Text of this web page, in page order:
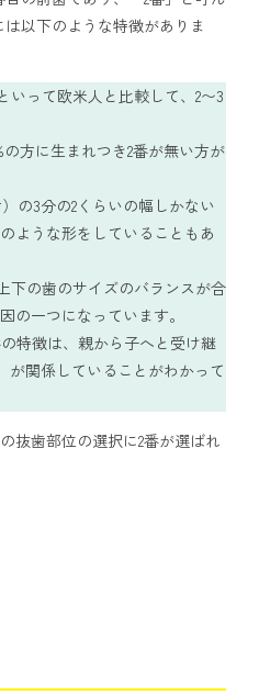
以下のような特徴がありま
いって欧米人と比較して、2〜3
の方に生まれつき2番が無い方が
）の3分の2くらいの幅しかない
ような形をしていることもあ
下の歯のサイズのバランスが合
の一つになっています。
の特徴は、親から子へと受け継
が関係していることがわかって
抜歯部位の選択に2番が選ばれ